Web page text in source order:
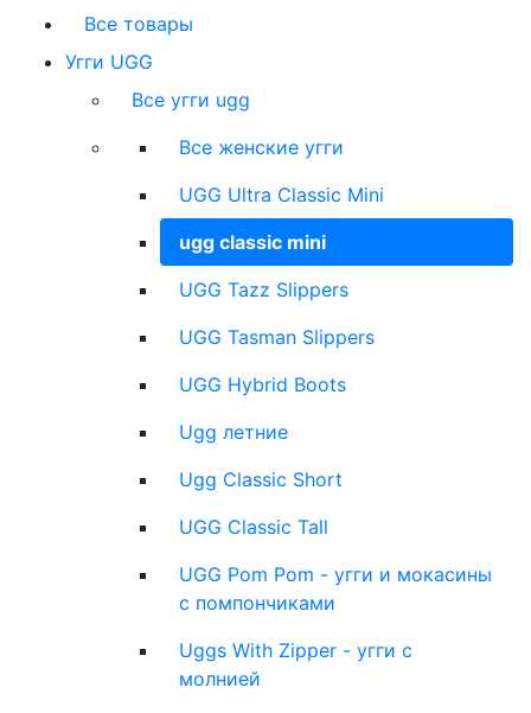
Все товары
Угги UGG
Все угги ugg
Все женские угги
UGG Ultra Classic Mini
ugg classic mini
UGG Tazz Slippers
UGG Tasman Slippers
UGG Hybrid Boots
Ugg летние
Ugg Classic Short
UGG Classic Tall
UGG Pom Pom - угги и мокасины
с помпончиками
Uggs With Zipper - угги с
молнией